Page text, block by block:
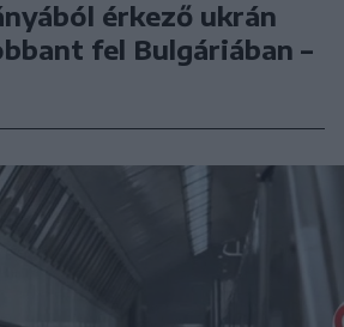
érkező ukrán
fel Bulgáriában –